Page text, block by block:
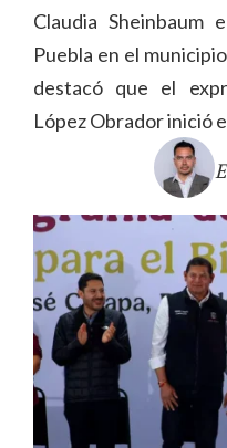
Claudia Sheinbaum
Puebla en el
destacó que el
López Obrador inició